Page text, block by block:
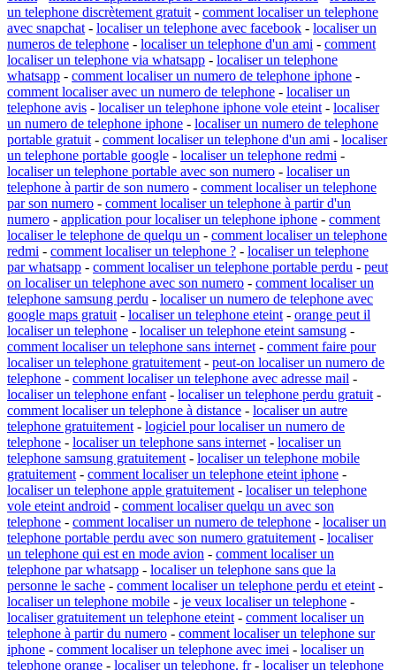
un telephone discrètement gratuit - comment localiser un telephone
avec snapchat - localiser un telephone avec facebook - localiser un
numeros de telephone - localiser un telephone d'un ami - comment
localiser un telephone via whatsapp - localiser un telephone
whatsapp - comment localiser un numero de telephone iphone -
comment localiser avec un numero de telephone - localiser un
telephone avis - localiser un telephone iphone vole eteint - localiser
un numero de telephone iphone - localiser un numero de telephone
portable gratuit - comment localiser un telephone d'un ami - localiser
un telephone portable google - localiser un telephone redmi -
localiser un telephone portable avec son numero - localiser un
telephone à partir de son numero - comment localiser un telephone
par son numero - comment localiser un telephone à partir d'un
numero - application pour localiser un telephone iphone - comment
localiser le telephone de quelqu un - comment localiser un telephone
redmi - comment localiser un telephone ? - localiser un telephone
par whatsapp - comment localiser un telephone portable perdu - peut
on localiser un telephone avec son numero - comment localiser un
telephone samsung perdu - localiser un numero de telephone avec
google maps gratuit - localiser un telephone eteint - orange peut il
localiser un telephone - localiser un telephone eteint samsung -
comment localiser un telephone sans internet - comment faire pour
localiser un telephone gratuitement - peut-on localiser un numero de
telephone - comment localiser un telephone avec adresse mail -
localiser un telephone enfant - localiser un telephone perdu gratuit -
comment localiser un telephone à distance - localiser un autre
telephone gratuitement - logiciel pour localiser un numero de
telephone - localiser un telephone sans internet - localiser un
telephone samsung gratuitement - localiser un telephone mobile
gratuitement - comment localiser un telephone eteint iphone -
localiser un telephone apple gratuitement - localiser un telephone
vole eteint android - comment localiser quelqu un avec son
telephone - comment localiser un numero de telephone - localiser un
telephone portable perdu avec son numero gratuitement - localiser
un telephone qui est en mode avion - comment localiser un
telephone par whatsapp - localiser un telephone sans que la
personne le sache - comment localiser un telephone perdu et eteint -
localiser un telephone mobile - je veux localiser un telephone -
localiser gratuitement un telephone eteint - comment localiser un
telephone à partir du numero - comment localiser un telephone sur
iphone - comment localiser un telephone avec imei - localiser un
telephone orange - localiser un telephone. fr- localiser un telephone